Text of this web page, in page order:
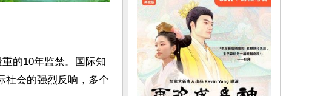
的10年监禁。国际知
社会的强烈反响，多个